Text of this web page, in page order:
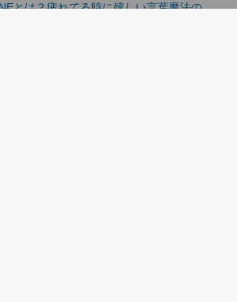
とは？疲れてる時に嬉しい言葉魔法の